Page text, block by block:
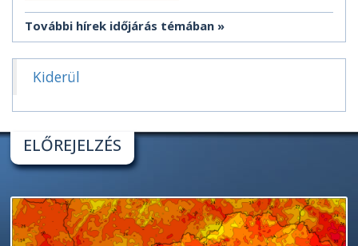
További hírek időjárás témában
Kiderül
ELŐREJELZÉS